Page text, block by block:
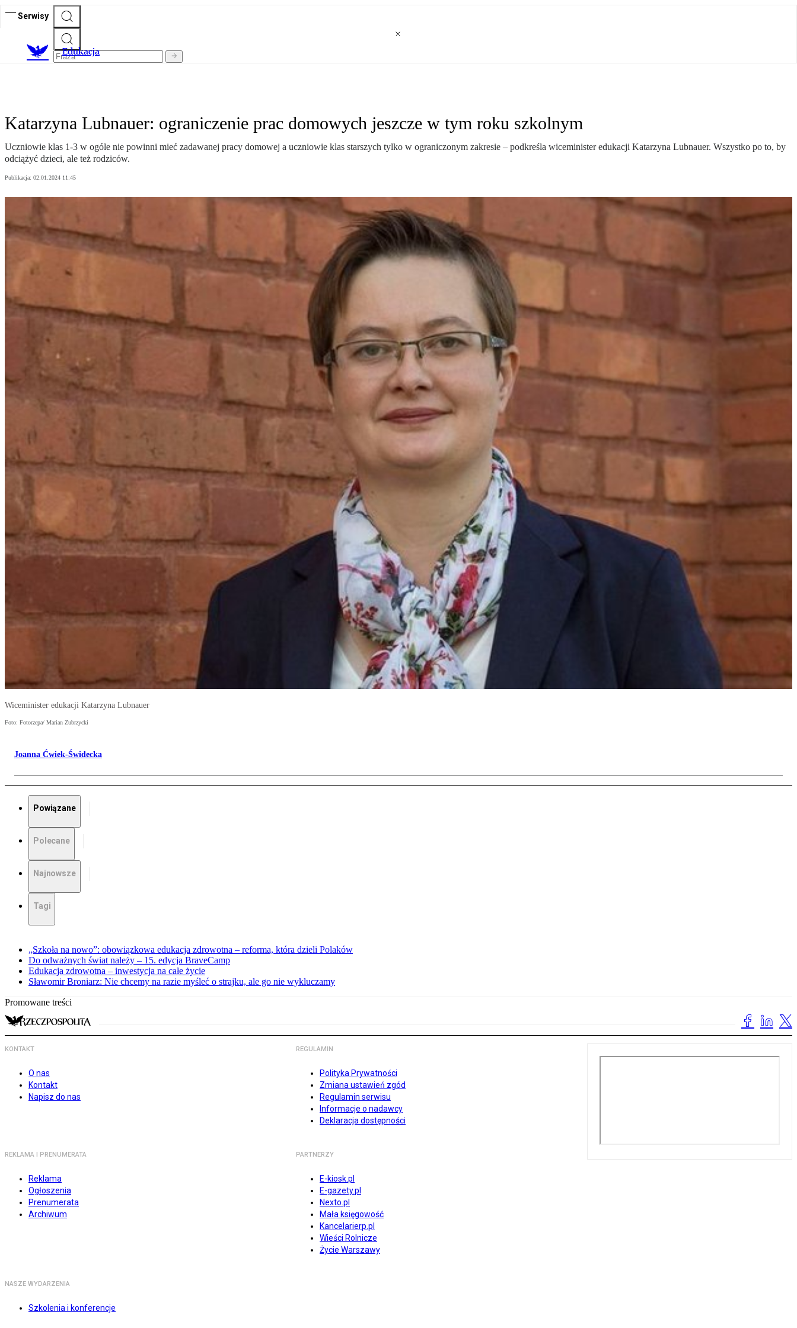
Serwisy
Edukacja
Katarzyna Lubnauer: ograniczenie prac domowych jeszcze w tym roku szkolnym
Uczniowie klas 1-3 w ogóle nie powinni mieć zadawanej pracy domowej a uczniowie klas starszych tylko w ograniczonym zakresie – podkreśla wiceminister edukacji Katarzyna Lubnauer. Wszystko po to, by
odciążyć dzieci, ale też rodziców.
Publikacja: 02.01.2024 11:45
Wiceminister edukacji Katarzyna Lubnauer
Foto: Fotorzepa/ Marian Zubrzycki
Joanna Ćwiek-Świdecka
Powiązane
Polecane
Najnowsze
Tagi
„Szkoła na nowo”: obowiązkowa edukacja zdrowotna – reforma, która dzieli Polaków
Do odważnych świat należy – 15. edycja BraveCamp
Edukacja zdrowotna – inwestycja na całe życie
Sławomir Broniarz: Nie chcemy na razie myśleć o strajku, ale go nie wykluczamy
Promowane treści
KONTAKT
O nas
Kontakt
Napisz do nas
REGULAMIN
Polityka Prywatności
Zmiana ustawień zgód
Regulamin serwisu
Informacje o nadawcy
Deklaracja dostępności
REKLAMA I PRENUMERATA
Reklama
Ogłoszenia
Prenumerata
Archiwum
PARTNERZY
E-kiosk.pl
E-gazety.pl
Nexto.pl
Mała księgowość
Kancelarierp.pl
Wieści Rolnicze
Życie Warszawy
NASZE WYDARZENIA
Szkolenia i konferencje